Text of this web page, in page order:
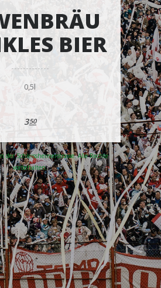
BIER
0,5l
350
der Schleissheimerstrasse. Alle Rechte
vorbehalten.